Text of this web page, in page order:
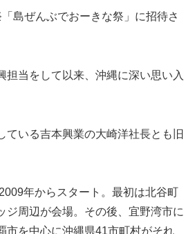
島ぜんぶでおーきな祭」に招待さ
担当をして以来、沖縄に深い思い入
ている吉本興業の大崎洋社長とも旧
年からスタート。最初は北谷町
ジ周辺が会場。その後、宜野湾市に
市を中心に沖縄県41市町村がそれ